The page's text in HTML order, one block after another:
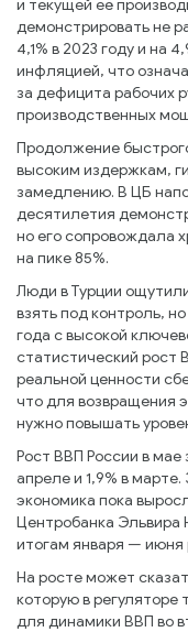
и текущей её
демонстрировать не
4,1% в 2023 году и на
инфляцией, что
за дефицита рабочих
производственных
Продолжение
высоким издержкам,
замедлению. В ЦБ
десятилетия
но его сопровождала
на пике 85%.
Люди в Турции
взять под контроль,
года с высокой
статистический рост
реальной ценности
что для возвращения
нужно повышать
Рост ВВП России в мае
апреле и 1,9% в
экономика пока
Центробанка Эльвира
итогам января — июня
На росте может
которую в
для динамики ВВП во